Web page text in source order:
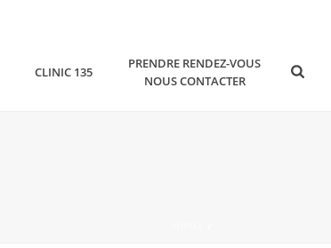
CLINIC 135
PRENDRE RENDEZ-VOUS
NOUS CONTACTER